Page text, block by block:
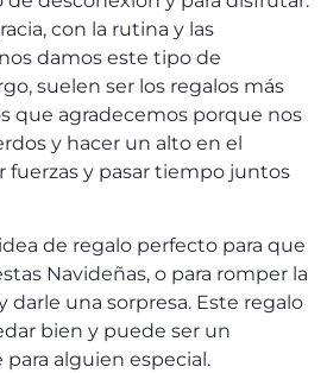
con la rutina y las
damos este tipo de
suelen ser los regalos más
que agradecemos porque nos
y hacer un alto en el
fuerzas y pasar tiempo juntos
de regalo perfecto para que
Navideñas, o para romper la
darle una sorpresa. Este regalo
bien y puede ser un
alguien especial.